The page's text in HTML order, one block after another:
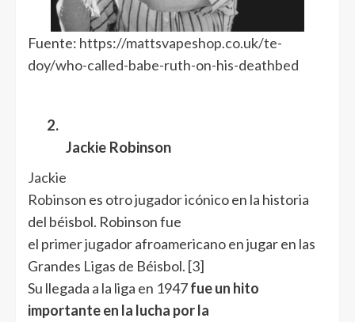
Fuente: https://mattsvapeshop.co.uk/te-
doy/who-called-babe-ruth-on-his-deathbed
2.
Jackie Robinson
Jackie
Robinson es otro jugador icónico en la historia
del béisbol. Robinson fue
el primer jugador afroamericano en jugar en las
Grandes Ligas de Béisbol. [3]
Su llegada a la liga en 1947fue un hito
importante en la lucha por la